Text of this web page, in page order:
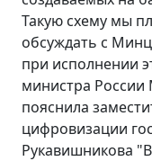
Такую схему мы
обсуждать с
при исполнении
министра
пояснила
цифровизации
Рукавишникова